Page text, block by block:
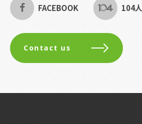
FACEBOOK 104
Contact us